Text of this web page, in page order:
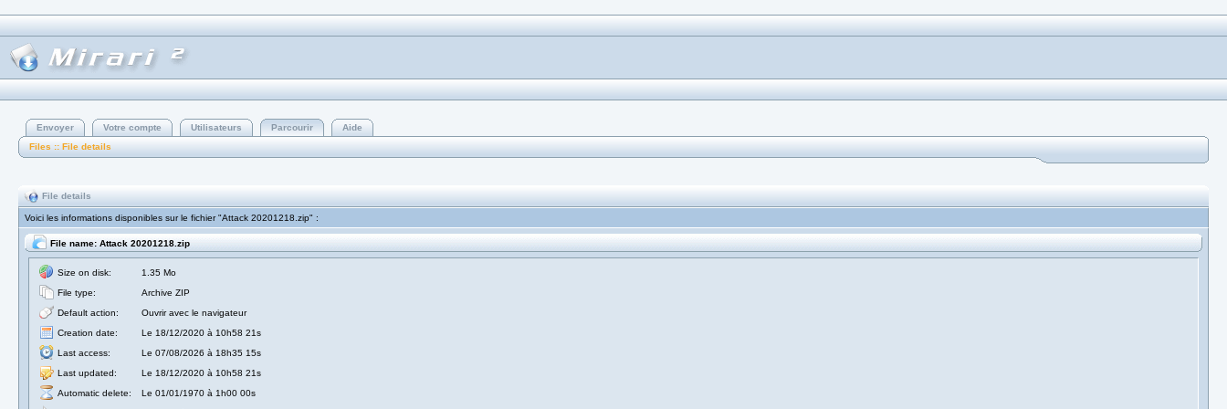
Envoyer Votre compte Utilisateurs Parcourir
Aide
Files :: File details
File details
Voici les informations disponibles sur le fichier "Attack 20201218.zip" :
File name: Attack 20201218.zip
Size on disk:
1.35 Mo
File type:
Archive ZIP
Default action:
Ouvrir avec le navigateur
Creation date:
Le 18/12/2020 à 10h58 21s
Last access:
Le 07/08/2026 à 18h35 15s
Last updated:
Le 18/12/2020 à 10h58 21s
Automatic delete:
Le 01/01/1970 à 1h00 00s